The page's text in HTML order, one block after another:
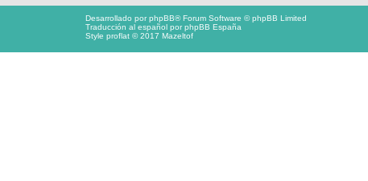
Desarrollado porphpBB® Forum Software © phpBB Limited
Traducción al español porphpBB España
Style proflat © 2017 Mazeltof